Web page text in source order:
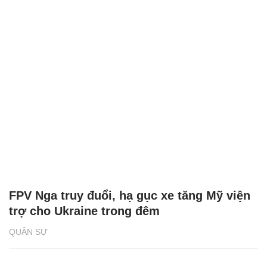
QUÂN SỰ
FPV Nga truy đuổi, hạ gục xe tăng Mỹ viện
trợ cho Ukraine trong đêm